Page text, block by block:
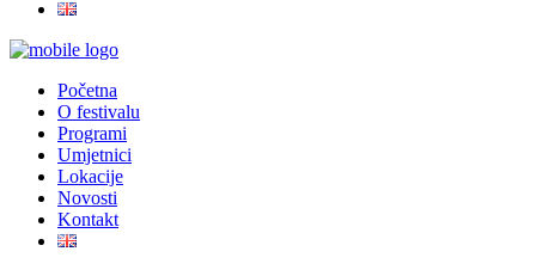
Početna
O festivalu
Programi
Umjetnici
Lokacije
Novosti
Kontakt